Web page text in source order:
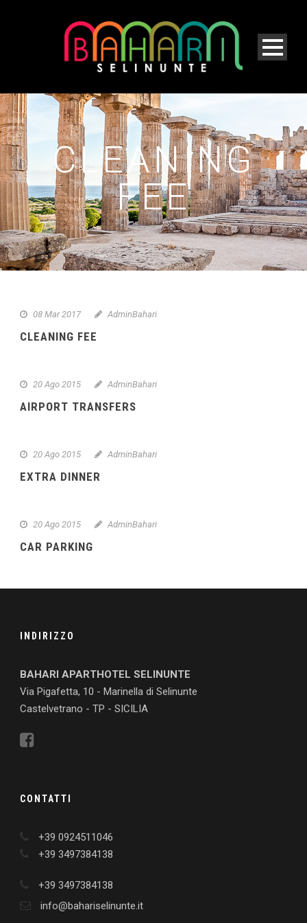
CLEANING
FEE
08 Mar 2017 AdminBahari
CLEANING FEE
20 Ago 2015 AdminBahari
AIRPORT TRANSFERS
20 Ago 2015 AdminBahari
EXTRA DINNER
20 Ago 2015 AdminBahari
CAR PARKING
INDIRIZZO
BAHARI APARTHOTEL SELINUNTE
Via Pigafetta, 10 - Marinella di Selinunte
Castelvetrano - TP - SICILIA
CONTATTI
+39 0924511046
+39 3497384138
+39 3497384138
info@bahariselinunte.it